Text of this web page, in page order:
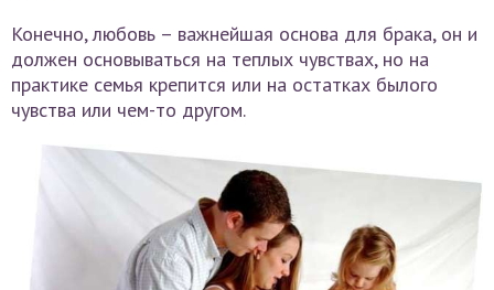
Конечно, любовь – важнейшая основа для брака, он и
должен основываться на теплых чувствах, но на
практике семья крепится или на остатках былого
чувства или чем-то другом.